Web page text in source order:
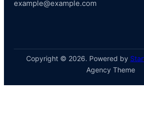
example@example.com
Copyright © 2026. Powered by
Agency Theme